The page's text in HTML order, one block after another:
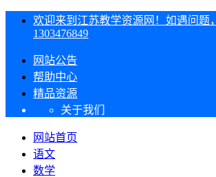
欢迎来到江苏教学资源网！如遇问题
1303476849
网站公告
帮助中心
精品资源
关于我们
网站首页
语文
数学